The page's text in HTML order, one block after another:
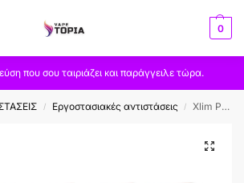
0
που σου ταιριάζει και παράγγειλε τώρα.
/ Εργοστασιακές αντιστάσεις / Xlim Pod Top Fill Cartridge 3ml – OXVA